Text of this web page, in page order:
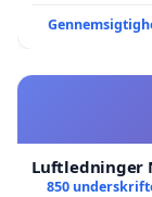
Luftledninger
850